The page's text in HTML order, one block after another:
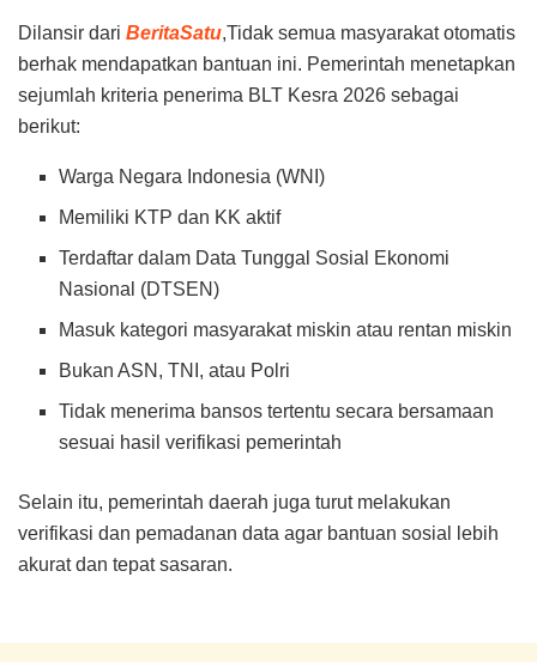
Dilansir dari BeritaSatu,Tidak semua masyarakat otomatis
berhak mendapatkan bantuan ini. Pemerintah menetapkan
sejumlah kriteria penerima BLT Kesra 2026 sebagai
berikut:
Warga Negara Indonesia (WNI)
Memiliki KTP dan KK aktif
Terdaftar dalam Data Tunggal Sosial Ekonomi
Nasional (DTSEN)
Masuk kategori masyarakat miskin atau rentan miskin
Bukan ASN, TNI, atau Polri
Tidak menerima bansos tertentu secara bersamaan
sesuai hasil verifikasi pemerintah
Selain itu, pemerintah daerah juga turut melakukan
verifikasi dan pemadanan data agar bantuan sosial lebih
akurat dan tepat sasaran.